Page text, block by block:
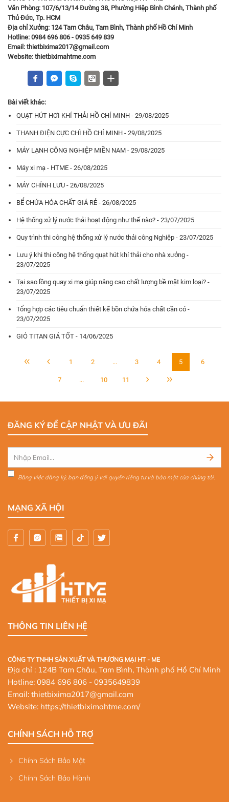
Văn Phòng: 107/6/13/14 Đường 38, Phường Hiệp Bình Chánh, Thành phố
Thủ Đức, Tp. HCM
Địa chỉ Xưởng: 124 Tam Châu, Tam Bình, Thành phố Hồ Chí Minh
Hotline: 0984 696 806 - 0935 649 839
Email: thietbixima2017@gmail.com
Website: thietbiximahtme.com
Bài viết khác:
QUẠT HÚT HƠI KHÍ THẢI HỒ CHÍ MINH - 29/08/2025
THANH ĐIỆN CỰC CHÌ HỒ CHÍ MINH - 29/08/2025
MÁY LẠNH CÔNG NGHIỆP MIỀN NAM - 29/08/2025
Máy xi mạ - HTME - 26/08/2025
MÁY CHỈNH LƯU - 26/08/2025
BỂ CHỨA HÓA CHẤT GIÁ RẺ - 26/08/2025
Hệ thống xử lý nước thải hoạt động như thế nào? - 23/07/2025
Quy trình thi công hệ thống xử lý nước thải công Nghiệp - 23/07/2025
Lưu ý khi thi công hệ thống quạt hút khí thải cho nhà xưởng -
23/07/2025
Tại sao lồng quay xi mạ giúp nâng cao chất lượng bề mặt kim loại? -
23/07/2025
Tổng hợp các tiêu chuẩn thiết kế bồn chứa hóa chất cần có -
23/07/2025
GIỎ TITAN GIÁ TỐT - 14/06/2025
1 2 ... 3 4 5 6
7 ... 10 11
ĐĂNG KÝ ĐỂ CẬP NHẬT VÀ ƯU ĐÃI
Bằng việc đăng ký, bạn đồng ý với quyền riêng tư và bảo mật của chúng tôi.
MẠNG XÃ HỘI
THÔNG TIN LIÊN HỆ
CÔNG TY TNHH SẢN XUẤT VÀ THƯƠNG MẠI HT - ME
Địa chỉ : 124B Tam Châu, Tam Bình, Thành phố Hồ Chí Minh
Hotline: 0984 696 806 - 0935649839
Email: thietbixima2017@gmail.com
Website: https://thietbiximahtme.com/
CHÍNH SÁCH HỖ TRỢ
Chính Sách Bảo Mật
Chính Sách Bảo Hành